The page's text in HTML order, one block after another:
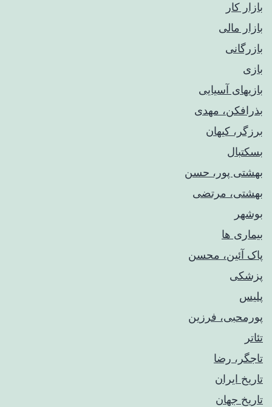
بازار کار
بازار مالی
بازرگانی
بازی
بازیهای آسیایی
بذرافکن، مهدی
برزگر، کیهان
بسکتبال
بهشتی پور، حسن
بهشتی، مرتضی
بوشهر
بیماری ها
پاک آئین، محسن
پزشکی
پلیس
پورمحبی، فرزین
تئاتر
تاجگر، رضا
تاریخ ایران
تاریخ جهان